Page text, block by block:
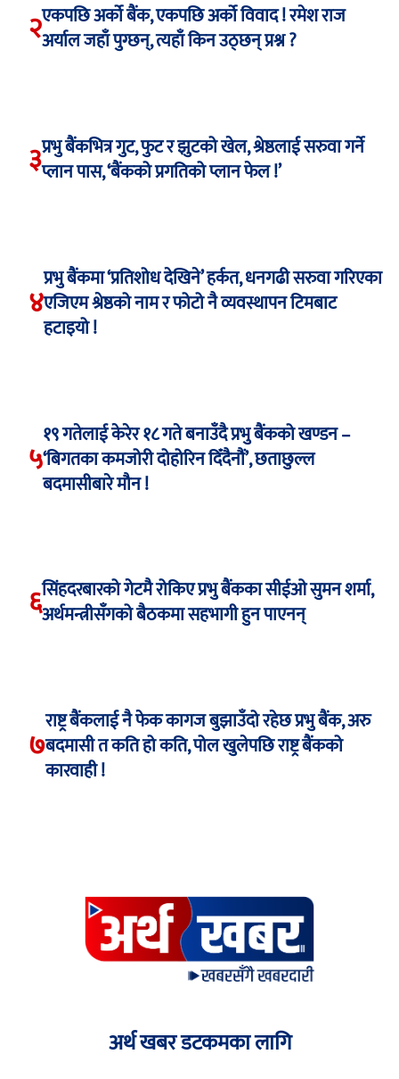
२एकपछि अर्को बैंक, एकपछि अर्को विवाद ! रमेश राज
अर्याल जहाँ पुग्छन्, त्यहाँ किन उठ्छन् प्रश्न ?
३प्रभु बैंकभित्र गुट, फुट र झुटको खेल, श्रेष्ठलाई सरुवा गर्ने
प्लान पास, ‘बैंकको प्रगतिको प्लान फेल !’
४
प्रभु बैंकमा ‘प्रतिशोध देखिने’ हर्कत, धनगढी सरुवा गरिएका
एजिएम श्रेष्ठको नाम र फोटो नै व्यवस्थापन टिमबाट
हटाइयो !
५
१९ गतेलाई केरेर १८ गते बनाउँदै प्रभु बैंकको खण्डन –
‘बिगतका कमजोरी दोहोरिन दिँदैनौं’, छताछुल्ल
बदमासीबारे मौन !
६सिंहदरबारको गेटमै रोकिए प्रभु बैंकका सीईओ सुमन शर्मा,
अर्थमन्त्रीसँगको बैठकमा सहभागी हुन पाएनन्
७
राष्ट्र बैंकलाई नै फेक कागज बुझाउँदो रहेछ प्रभु बैंक, अरु
बदमासी त कति हो कति, पोल खुलेपछि राष्ट्र बैंकको
कारवाही !
अर्थ खबर डटकमका लागि